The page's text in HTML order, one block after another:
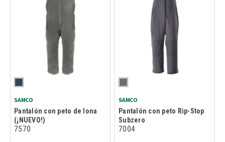
SAMCO
Pantalón con peto de lona
(¡NUEVO!)
7570
SAMCO
Pantalón con peto Rip-Stop
Subzero
7004